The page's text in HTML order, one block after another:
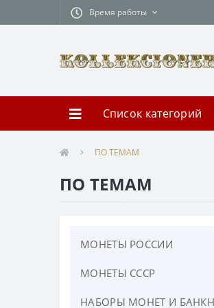
Время работы
Список категорий
ПО ТЕМАМ
ПО ТЕМАМ
МОНЕТЫ РОССИИ
ЮБИЛЕЙНЫЕ МОНЕТЫ
МОНЕТЫ СССР
ЮБИЛЕЙНЫЕ МОНЕТЫ
НАБОРЫ МОНЕТ И